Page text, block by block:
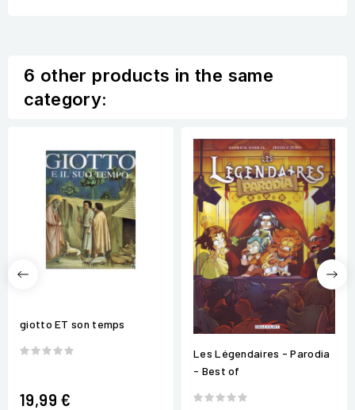
6 other products in the same
category:
giotto ET son temps
19,99 €
Les Légendaires - Parodia
- Best of